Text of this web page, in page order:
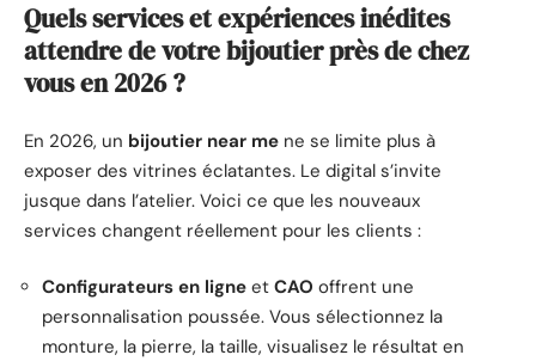
Quels services et expériences inédites
attendre de votre bijoutier près de chez
vous en 2026 ?
En 2026, un bijoutier near me ne se limite plus à
exposer des vitrines éclatantes. Le digital s’invite
jusque dans l’atelier. Voici ce que les nouveaux
services changent réellement pour les clients :
Configurateurs en ligne et CAO offrent une
personnalisation poussée. Vous sélectionnez la
monture, la pierre, la taille, visualisez le résultat en